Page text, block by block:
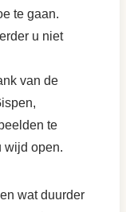
te gaan.
u niet
van de
te
wijd open.
wat duurder